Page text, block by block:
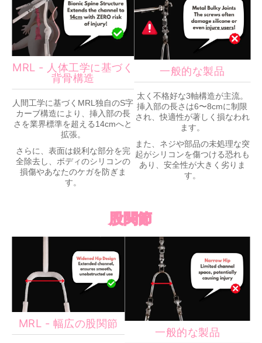
MRL - 人体工学に基づく
背骨構造
人間工学に基づくMRL独自のS字
カーブ構造により、挿入部の長
さを業界標準を超える14cmへと
拡張。
さらに、表面は鋭利な部分を完
全除去し、ボディのシリコンの
損傷やあなたのケガを防ぎま
す。
一般的な製品
太く不格好な3軸構造が主流。
挿入部の長さは6〜8cmに制限
され、快適性が著しく損なわれ
ます。
また、ネジや部品の未処理な突
起がシリコンを傷つける恐れも
あり、安全性が大きく劣りま
す。
股関節
MRL - 幅広の股関節
一般的な製品